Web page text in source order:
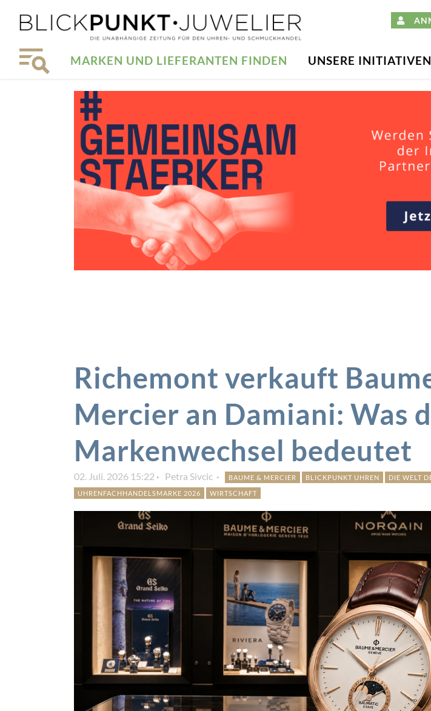
MARKEN UND LIEFERANTEN FINDEN UNSERE INITIATIVEN
Richemont verkauft
Mercier an Damiani: Was
Markenwechsel bedeutet
02. Juli. 2026 15:22 Petra Sivcic BAUME & MERCIER BLICKPUNKT UHREN
DIE WELT
UHRENFACHHANDELSMARKE 2026
WIRTSCHAFT